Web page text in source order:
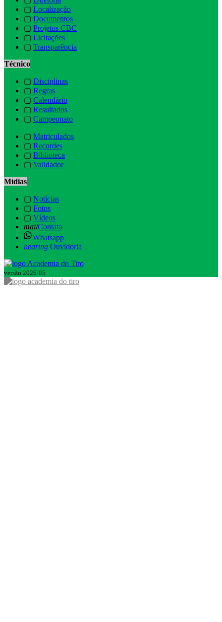
▢ Localização
▢ Documentos
▢ Projetos CBC
▢ Licitações
▢ Transparência
Técnico
▢ Disciplinas
▢ Regras
▢ Calendário
▢ Resultados
▢ Campeonato
▢ Matriculados
▢ Recordes
▢ Biblioteca
▢ Validador
Mídias
▢ Notícias
▢ Fotos
▢ Vídeos
mailContato
Whatsapp
hearing Ouvidoria
versão 2026/05